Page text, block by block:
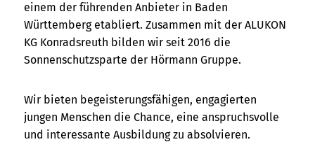
einem der führenden Anbieter in Baden
Württemberg etabliert. Zusammen mit der ALUKON
KG Konradsreuth bilden wir seit 2016 die
Sonnenschutzsparte der Hörmann Gruppe.
Wir bieten begeisterungsfähigen, engagierten
jungen Menschen die Chance, eine anspruchsvolle
und interessante Ausbildung zu absolvieren.